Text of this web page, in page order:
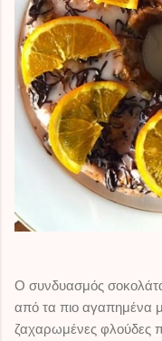
Ο συνδυασμός
από τα πιο αγαπημένα
ζαχαρωμένες φλούδες